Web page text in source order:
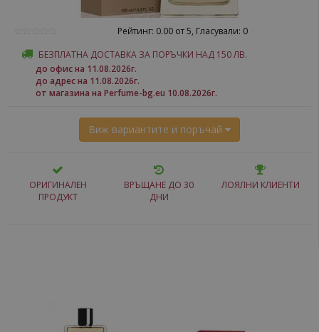
Рейтинг: 0.00 от 5, Гласували: 0
БЕЗПЛАТНА ДОСТАВКА ЗА ПОРЪЧКИ НАД 150 ЛВ.
до офис на 11.08.2026г.
до адрес на 11.08.2026г.
от магазина на Perfume-bg.eu 10.08.2026г.
Виж вариантите и поръчай
ОРИГИНАЛЕН
ПРОДУКТ
ВРЪЩАНЕ ДО 30
ДНИ
ЛОЯЛНИ КЛИЕНТИ